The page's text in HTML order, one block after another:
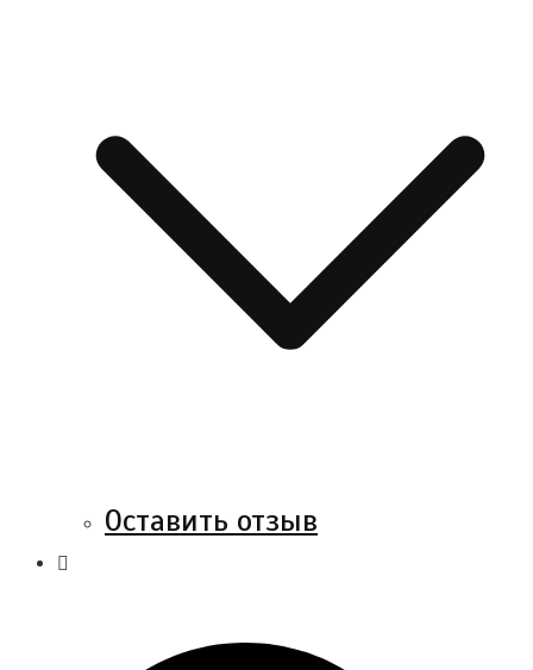
Оставить отзыв